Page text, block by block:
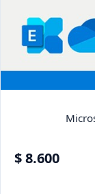
$ 8.600